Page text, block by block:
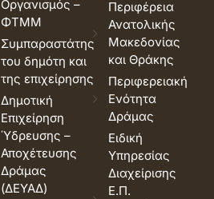
Οργανισμός –
ΦΤΜΜ
Συμπαραστάτης
του δημότη και
της επιχείρησης
Δημοτική
Επιχείρηση
Ύδρευσης –
Αποχέτευσης
Δράμας
(ΔΕΥΑΔ)
Περιφέρεια
Ανατολικής
Μακεδονίας
και Θράκης
Περιφερειακή
Ενότητα
Δράμας
Ειδική
Υπηρεσίας
Διαχείρισης
Ε.Π.